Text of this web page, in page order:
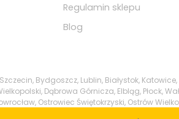
Regulamin sklepu
Blog
Bydgoszcz, Lublin, Białystok,
Dąbrowa Górnicza, Elbląg, Płock,
Ostrowiec Świętokrzyski, Ostrów